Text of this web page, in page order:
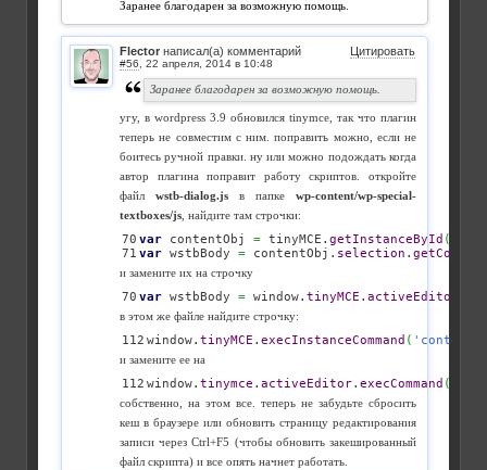
Заранее благодарен за возможную помощь.
Flector написал(а) комментарий Цитировать
#56
Заранее благодарен за возможную помощь.
угу, в wordpress 3.9 обновился tinymce, так что плагин
теперь не совместим с ним. поправить можно, если не
боитесь ручной правки. ну или можно подождать когда
автор плагина поправит работу скриптов. откройте
файл wstb-dialog.js в папке wp-content/wp-special-
textboxes/js , найдите там строчки:
70 var contentObj = tinyMCE. getInstanceById (
var wstbBody = contentObj. selection .
и замените их на строчку
var wstbBody = window. tinyMCE . activeEditor
в этом же файле найдите строчку:
window. tinyMCE . execInstanceCommand ( 'content'
и замените ее на
window. tinymce . activeEditor. execCommand (
собственно, на этом все. теперь не забудьте сбросить
кеш в браузере или обновить страницу редактирования
записи через Ctrl+F5 (чтобы обновить закешированный
файл скрипта) и все опять начнет работать.